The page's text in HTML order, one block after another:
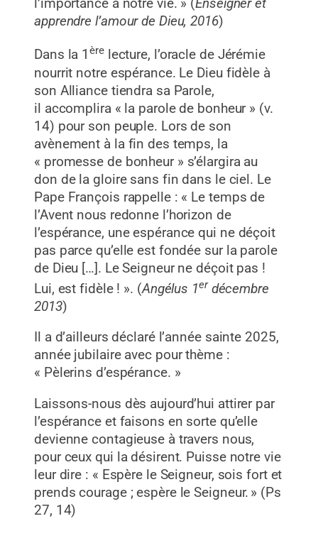
l’importance à notre vie. » (Enseigner et
apprendre l’amour de Dieu, 2016)
Dans la 1èrelecture, l’oracle de Jérémie
nourrit notre espérance. Le Dieu fidèle à
son Alliance tiendra sa Parole,
il accomplira « la parole de bonheur » (v.
14) pour son peuple. Lors de son
avènement à la fin des temps, la
« promesse de bonheur » s’élargira au
don de la gloire sans fin dans le ciel. Le
Pape François rappelle : « Le temps de
l’Avent nous redonne l’horizon de
l’espérance, une espérance qui ne déçoit
pas parce qu’elle est fondée sur la parole
de Dieu […]. Le Seigneur ne déçoit pas !
Lui, est fidèle ! ». (Angélus 1erdécembre
2013)
Il a d’ailleurs déclaré l’année sainte 2025,
année jubilaire avec pour thème :
« Pèlerins d’espérance. »
Laissons-nous dès aujourd’hui attirer par
l’espérance et faisons en sorte qu’elle
devienne contagieuse à travers nous,
pour ceux qui la désirent. Puisse notre vie
leur dire : « Espère le Seigneur, sois fort et
prends courage ; espère le Seigneur. » (Ps
27, 14)